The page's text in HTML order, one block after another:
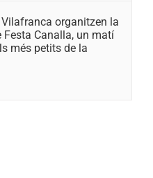
Vilafranca organitzen la
Festa Canalla, un matí
més petits de la